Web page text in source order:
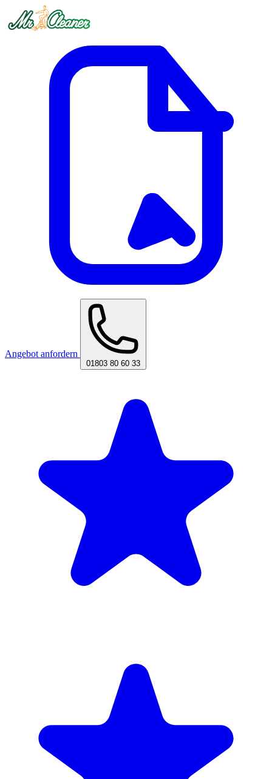
Angebot anfordern
01803 80 60 33